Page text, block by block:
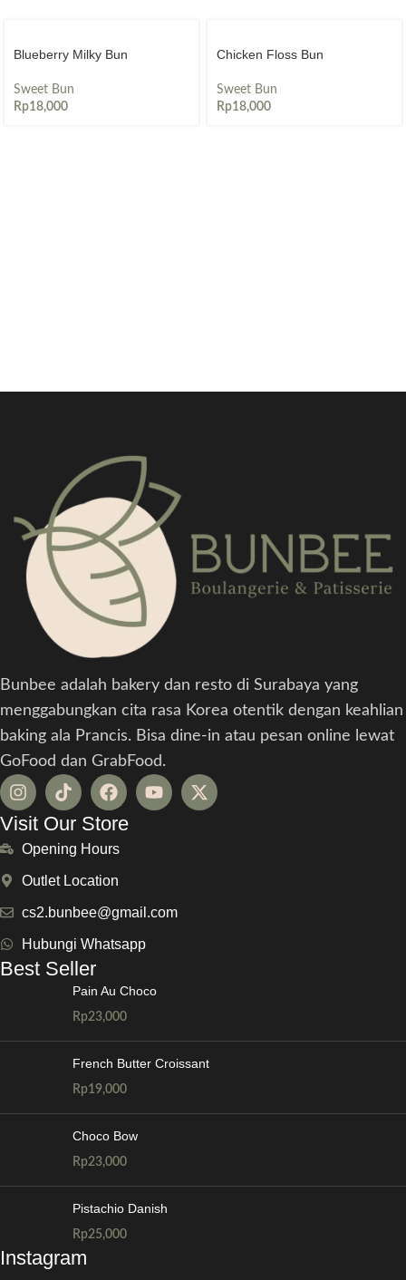
Blueberry Milky Bun
Sweet Bun
Rp18,000
Chicken Floss Bun
Sweet Bun
Rp18,000
Bunbee adalah bakery dan resto di Surabaya yang
menggabungkan cita rasa Korea otentik dengan keahlian
baking ala Prancis. Bisa dine-in atau pesan online lewat
GoFood dan GrabFood.
Visit Our Store
Opening Hours
Outlet Location
cs2.bunbee@gmail.com
Hubungi Whatsapp
Best Seller
Pain Au Choco
Rp23,000
French Butter Croissant
Rp19,000
Choco Bow
Rp23,000
Pistachio Danish
Rp25,000
Instagram